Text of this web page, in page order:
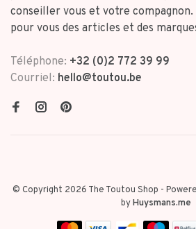
conseiller vous et votre
pour vous des articles et des
Téléphone: +32 (0)2 772 39 99
Courriel: hello@toutou.be
© Copyright 2026 The Toutou Shop -
byHuysmans.me